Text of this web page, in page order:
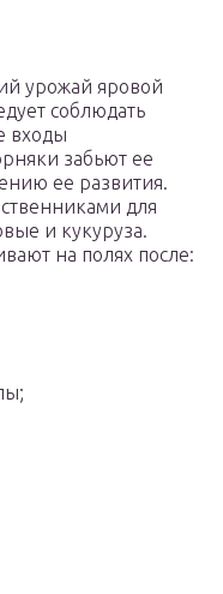
урожай яровой
соблюдать
входы
забьют ее
ее развития.
для
и кукуруза.
на полях после: